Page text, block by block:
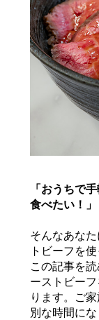
品）
タレ類
サステナブル・和牛
（熟）
「おうちで
食べたい！」
そんなあな
トビーフを
この記事を
ーストビー
ります。ご
別な時間にな